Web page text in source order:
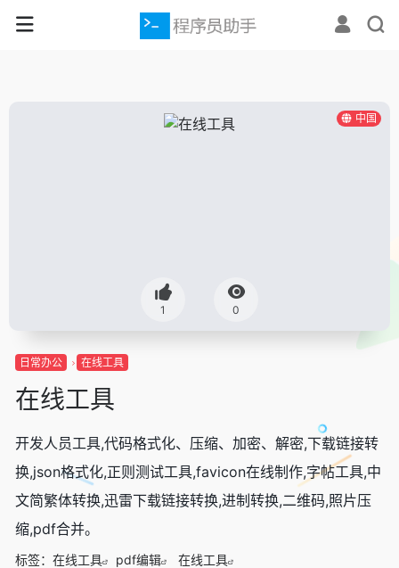
中国
1 0
日常办公 在线工具
在线工具
开发人员工具,代码格式化、压缩、加密、解密,下载链接转
换,json格式化,正则测试工具,favicon在线制作,字帖工具,中
文简繁体转换,迅雷下载链接转换,进制转换,二维码,照片压
缩,pdf合并。
标签： 在线工具 pdf编辑 在线工具